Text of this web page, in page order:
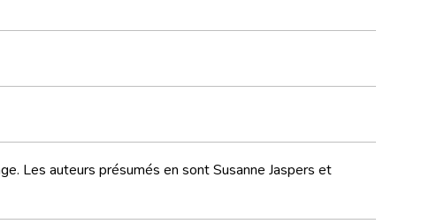
Les auteurs présumés en sont Susanne Jaspers et